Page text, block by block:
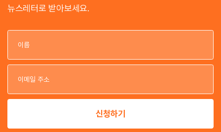
뉴스레터로 받아보세요.
이
이
신청하기